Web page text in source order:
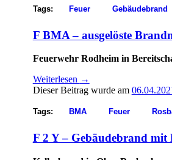
Tags: Feuer Gebäudebrand
F BMA – ausgelöste
Feuerwehr Rodheim in
Weiterlesen →
Dieser Beitrag wurde am
Tags: BMA Feuer
F 2 Y – Gebäudebrand mit